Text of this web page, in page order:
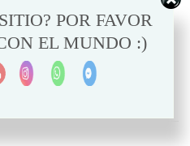
POR FAVOR
EL MUNDO :)